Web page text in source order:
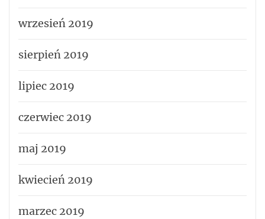
wrzesień 2019
sierpień 2019
lipiec 2019
czerwiec 2019
maj 2019
kwiecień 2019
marzec 2019